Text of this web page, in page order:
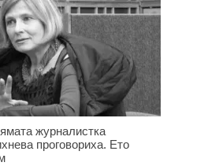
журналистка
проговориха. Ето